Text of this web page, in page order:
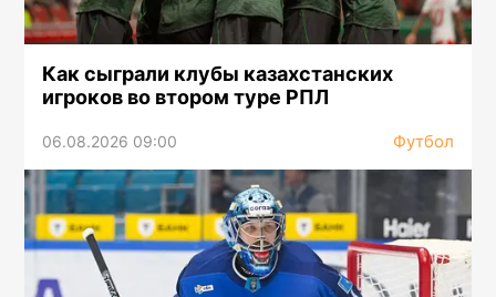
Как сыграли клубы казахстанских
игроков во втором туре РПЛ
06.08.2026 09:00 Футбол